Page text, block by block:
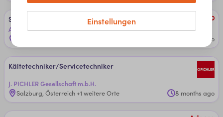
Ser­vice­tech­ni­ker:in ­Ge­bäu­de­tech­ni­k (m/w/d)
Adecco Österreich
1 month ago
Käl­te­tech­ni­ker/­Ser­vice­tech­ni­ker
J. PICHLER Gesellschaft m.b.H.
Salzburg, Österreich+1 weitere Orte 8 months ago
Einstellungen